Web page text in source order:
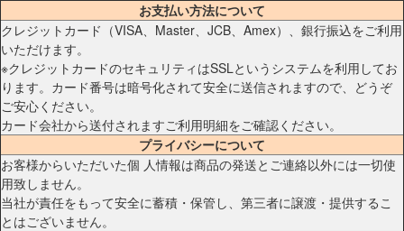
お支払い方法について
クレジットカード（VISA、Master、JCB、Amex）、銀行振込をご利用
いただけます。
※クレジットカードのセキュリティはSSLというシステムを利用してお
ります。カード番号は暗号化されて安全に送信されますので、どうぞ
ご安心ください。
カード会社から送付されますご利用明細をご確認ください。
プライバシーについて
お客様からいただいた個 人情報は商品の発送とご連絡以外には一切使
用致しません。
当社が責任をもって安全に蓄積・保管し、第三者に譲渡・提供するこ
とはございません。